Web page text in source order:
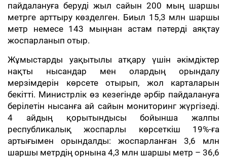
пайдалануға беруді жыл сайын 200 мың шаршы
метрге арттыру көзделген. Биыл 15,3 млн шаршы
метр немесе 143 мыңнан астам пәтерді аяқтау
жоспарланып отыр.
Жұмыстарды уақытылы атқару үшін әкімдіктер
нақты нысандар мен олардың орындалу
мерзімдерін көрсете отырып, жол карталарын
бекітті. Министрлік өз кезегінде әрбір пайдалануға
берілетін нысанға ай сайын мониторинг жүргізеді.
4 айдың қорытындысы бойынша жалпы
республикалық жоспарлы көрсеткіш 19%-ға
артығымен орындалды: жоспарланған 3,6 млн
шаршы метрдің орнына 4,3 млн шаршы метр – 36,6